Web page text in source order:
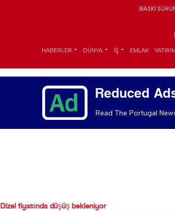
BASKI
HABERLER DÜNYA İŞ EMLAK
Reduced
Read The Portugal
Dizel fiyatında düşüş bekleniyor